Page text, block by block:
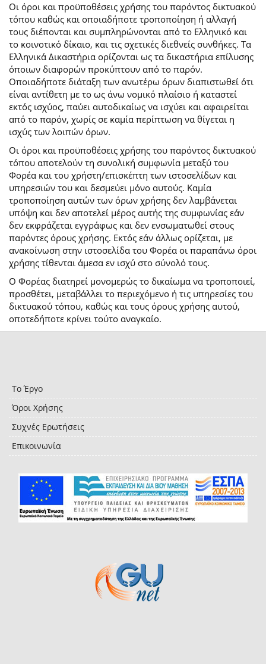
Οι όροι και προϋποθέσεις χρήσης του παρόντος δικτυακού
τόπου καθώς και οποιαδήποτε τροποποίηση ή αλλαγή
τους διέπονται και συμπληρώνονται από το Ελληνικό και
το κοινοτικό δίκαιο, και τις σχετικές διεθνείς συνθήκες. Τα
Ελληνικά Δικαστήρια ορίζονται ως τα δικαστήρια επίλυσης
όποιων διαφορών προκύπτουν από το παρόν.
Οποιαδήποτε διάταξη των ανωτέρω όρων διαπιστωθεί ότι
είναι αντίθετη με το ως άνω νομικό πλαίσιο ή καταστεί
εκτός ισχύος, παύει αυτοδικαίως να ισχύει και αφαιρείται
από το παρόν, χωρίς σε καμία περίπτωση να θίγεται η
ισχύς των λοιπών όρων.
Οι όροι και προϋποθέσεις χρήσης του παρόντος δικτυακού
τόπου αποτελούν τη συνολική συμφωνία μεταξύ του
Φορέα και του χρήστη/επισκέπτη των ιστοσελίδων και
υπηρεσιών του και δεσμεύει μόνο αυτούς. Καμία
τροποποίηση αυτών των όρων χρήσης δεν λαμβάνεται
υπόψη και δεν αποτελεί μέρος αυτής της συμφωνίας εάν
δεν εκφράζεται εγγράφως και δεν ενσωματωθεί στους
παρόντες όρους χρήσης. Εκτός εάν άλλως ορίζεται, με
ανακοίνωση στην ιστοσελίδα του Φορέα οι παραπάνω όροι
χρήσης τίθενται άμεσα εν ισχύ στο σύνολό τους.
Ο Φορέας διατηρεί μονομερώς το δικαίωμα να τροποποιεί,
προσθέτει, μεταβάλλει το περιεχόμενο ή τις υπηρεσίες του
δικτυακού τόπου, καθώς και τους όρους χρήσης αυτού,
οποτεδήποτε κρίνει τούτο αναγκαίο.
Το Έργο
Όροι Χρήσης
Συχνές Ερωτήσεις
Επικοινωνία